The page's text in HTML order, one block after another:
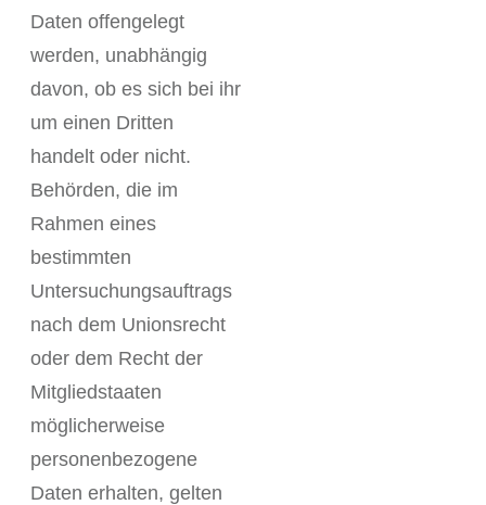
Daten offengelegt
werden, unabhängig
davon, ob es sich bei ihr
um einen Dritten
handelt oder nicht.
Behörden, die im
Rahmen eines
bestimmten
Untersuchungsauftrags
nach dem Unionsrecht
oder dem Recht der
Mitgliedstaaten
möglicherweise
personenbezogene
Daten erhalten, gelten